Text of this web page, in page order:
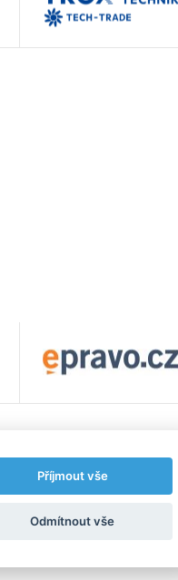
Příjmout vše
Odmítnout vše